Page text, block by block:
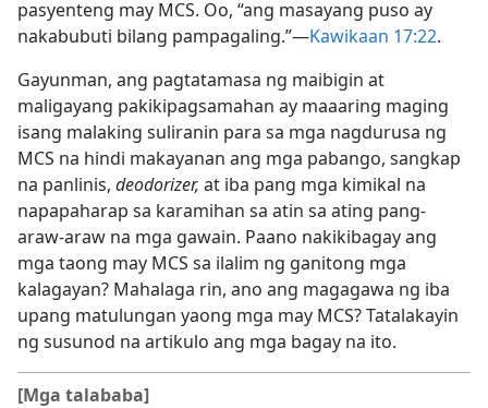
pasyenteng may MCS. Oo, “ang masayang puso ay
nakabubuti bilang pampagaling.”​—Kawikaan 17:22.
Gayunman, ang pagtatamasa ng maibigin at
maligayang pakikipagsamahan ay maaaring maging
isang malaking suliranin para sa mga nagdurusa ng
MCS na hindi makayanan ang mga pabango, sangkap
na panlinis, deodorizer, at iba pang mga kimikal na
napapaharap sa karamihan sa atin sa ating pang-
araw-araw na mga gawain. Paano nakikibagay ang
mga taong may MCS sa ilalim ng ganitong mga
kalagayan? Mahalaga rin, ano ang magagawa ng iba
upang matulungan yaong mga may MCS? Tatalakayin
ng susunod na artikulo ang mga bagay na ito.
[Mga talababa]